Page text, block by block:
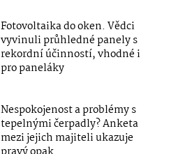
Fotovoltaika do oken. Vědci
vyvinuli průhledné panely s
rekordní účinností, vhodné i
pro paneláky
Nespokojenost a problémy s
tepelnými čerpadly? Anketa
mezi jejich majiteli ukazuje